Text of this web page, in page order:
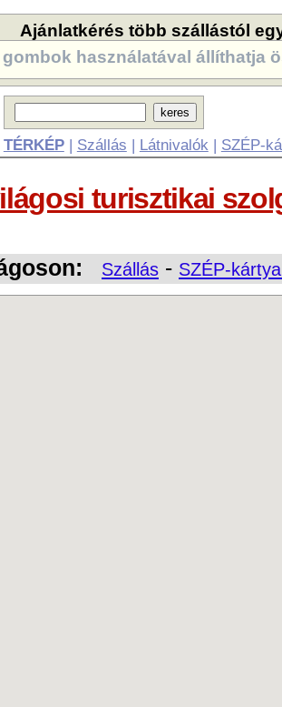
Ajánlatkérés több szállástól
gombok használatával állíthatja
TÉRKÉP| Szállás | Látnivalók | SZÉP-
turisztikai
Szállás - SZÉP-